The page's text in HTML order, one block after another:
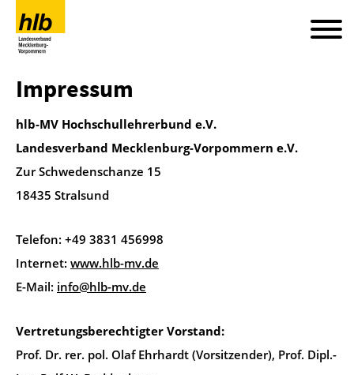
Impressum
hlb-MV Hochschullehrerbund e.V.
Landesverband Mecklenburg-Vorpommern e.V.
Zur Schwedenschanze 15
18435 Stralsund
Telefon: +49 3831 456998
Internet: www.hlb-mv.de
E-Mail: info@hlb-mv.de
Vertretungsberechtigter Vorstand:
Prof. Dr. rer. pol. Olaf Ehrhardt (Vorsitzender), Prof. Dipl.-